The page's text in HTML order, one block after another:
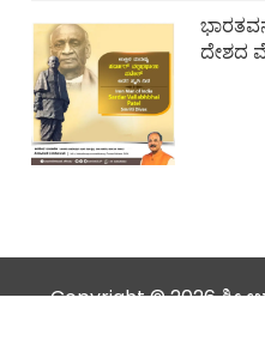
ದೇಶದ
Copyright © 2026 ಶ್ರೀ